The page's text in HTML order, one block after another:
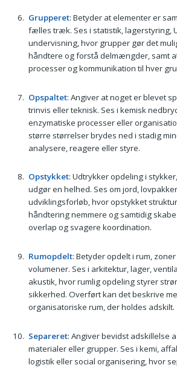
Grupperet: Betyder at elementer er
fælles træk. Ses i statistik, lagerstyring,
undervisning, hvor grupper gør det
håndtere og forstå delmængder, samt
processer og kommunikation til hver
Opspaltet: Angiver at noget er blevet
trinvis eller teknisk. Ses i kemisk
enzymatiske processer eller
større størrelser brydes ned i stadig
analysere, reagere eller styre.
Opstykket: Udtrykker opdeling i
udgør en helhed. Ses om jord,
udviklingsforløb, hvor opstykket
håndtering nemmere og samtidig
overlap og svagere koordination.
Rumopdelt: Betyder opdelt i rum,
volumener. Ses i arkitektur, lager,
akustik, hvor rumlig opdeling styrer
sikkerhed. Overført kan det beskrive
organisatoriske rum, der holdes adskilt.
Separeret: Angiver bevidst adskillelse
materialer eller grupper. Ses i kemi,
logistik eller social organisering, hvor